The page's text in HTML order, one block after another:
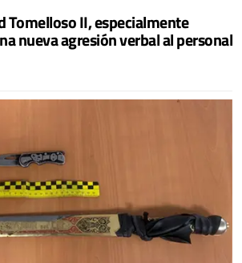
Tomelloso II, especialmente
nueva agresión verbal al personal